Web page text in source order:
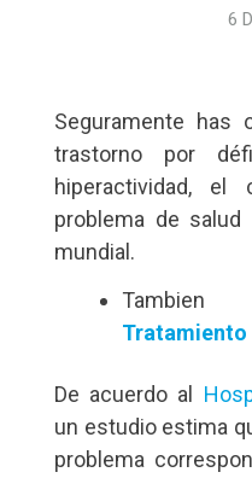
6
Seguramente has
trastorno por
hiperactividad,
problema de
mundial.
Tambien
De acuerdo al
un estudio estima
problema